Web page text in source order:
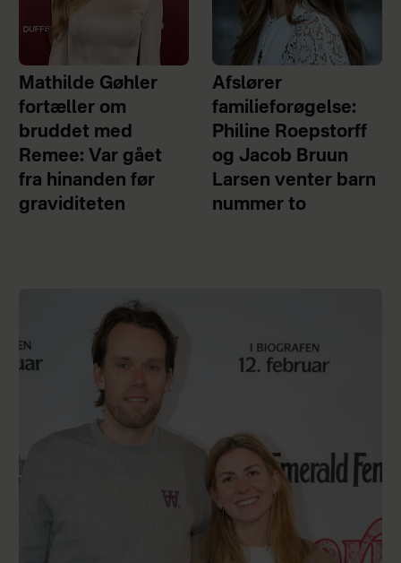
Mathilde Gøhler
fortæller om
bruddet med
Remee: Var gået
fra hinanden før
graviditeten
Afslører
familieforøgelse:
Philine Roepstorff
og Jacob Bruun
Larsen venter barn
nummer to